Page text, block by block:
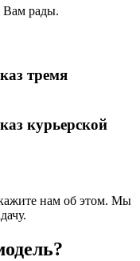
Вам рады.
тремя
курьерской
нам об этом. Мы